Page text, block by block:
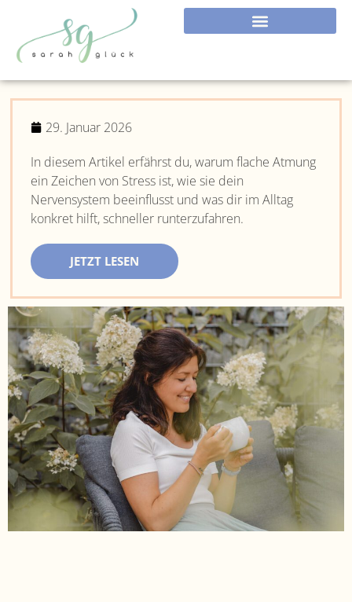
29. Januar 2026
In diesem Artikel erfährst du, warum flache Atmung
ein Zeichen von Stress ist, wie sie dein
Nervensystem beeinflusst und was dir im Alltag
konkret hilft, schneller runterzufahren.
JETZT LESEN